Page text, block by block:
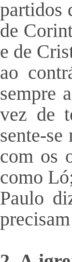
partidos
de
e de
ao
sempre
vez de
sente-
com os
como
Paulo